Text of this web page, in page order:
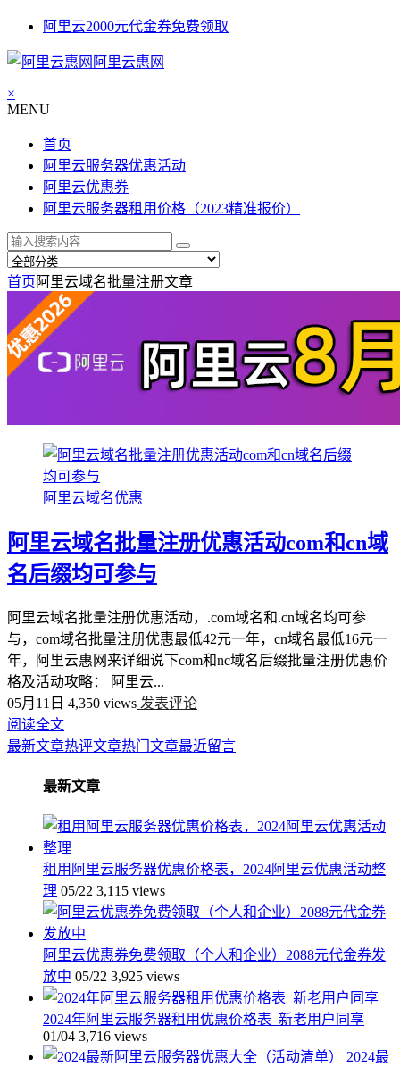
阿里云2000元代金券免费领取
阿里云惠网
×
MENU
首页
阿里云服务器优惠活动
阿里云优惠券
阿里云服务器租用价格（2023精准报价）
首页 阿里云域名批量注册文章
阿里云域名优惠
阿里云域名批量注册优惠活动com和cn域
名后缀均可参与
阿里云域名批量注册优惠活动，.com域名和.cn域名均可参
与，com域名批量注册优惠最低42元一年，cn域名最低16元一
年，阿里云惠网来详细说下com和nc域名后缀批量注册优惠价
格及活动攻略： 阿里云...
05月11日 4,350 views 发表评论
阅读全文
最新文章热评文章热门文章最近留言
最新文章
租用阿里云服务器优惠价格表，2024阿里云优惠活动整
理 05/22 3,115 views
阿里云优惠券免费领取（个人和企业）2088元代金券发
放中 05/22 3,925 views
2024年阿里云服务器租用优惠价格表_新老用户同享
01/04 3,716 views
2024最